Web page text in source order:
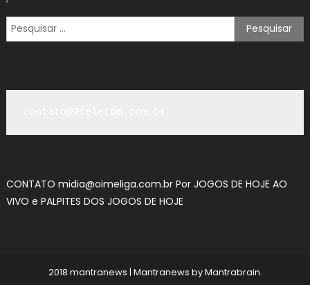
Pesquisar
por:
CONTATO midia@oimeliga.com.brPor JOGOS DE HOJE AO
VIVO e PALPITES DOS JOGOS DE HOJE
2018 mantranews | Mantranews byMantrabrain.